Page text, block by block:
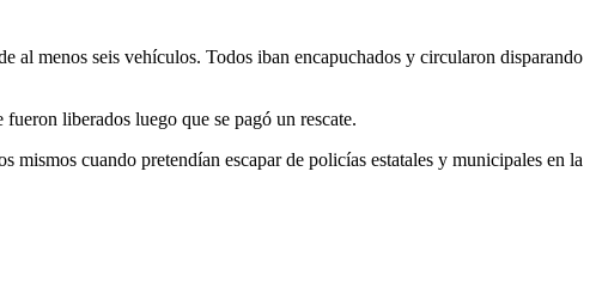
al menos seis vehículos. Todos iban encapuchados y circularon disparando
liberados luego que se pagó un rescate.
mismos cuando pretendían escapar de policías estatales y municipales en la